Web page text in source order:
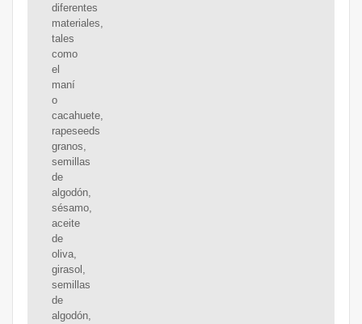
diferentes
materiales,
tales
como
el
maní
o
cacahuete,
rapeseeds
granos,
semillas
de
algodón,
sésamo,
aceite
de
oliva,
girasol,
semillas
de
algodón,